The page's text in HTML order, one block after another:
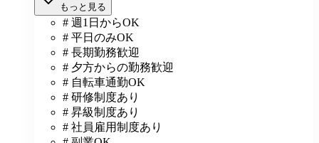
もっと見る
# 週1日からOK
# 平日のみOK
# 長期勤務歓迎
# 夕方からの勤務歓迎
# 自転車通勤OK
# 研修制度あり
# 昇級制度あり
# 社員雇用制度あり